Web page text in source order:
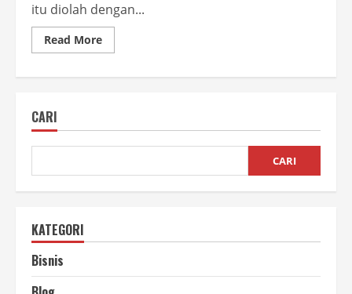
itu diolah dengan...
Read MoreRead
more
Mana
Lebih
CARI
CARI
KATEGORI
Bisnis